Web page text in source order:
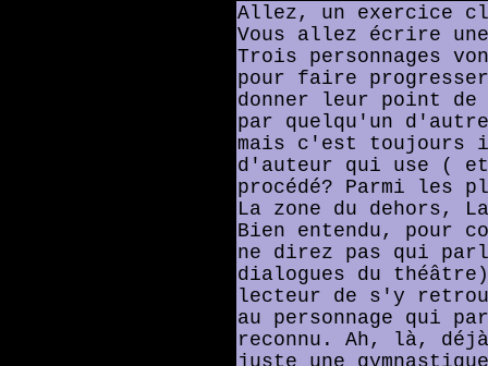
Allez, un exercice
Vous allez écrire
Trois personnages
pour faire
donner leur point
par quelqu'un
mais c'est toujours
d'auteur qui use (
procédé? Parmi les
La zone du dehors,
Bien entendu, pour
ne direz pas qui
dialogues du
lecteur de s'y
au personnage qui
reconnu. Ah, là,
juste une